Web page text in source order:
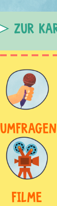
ZUR
UMFRAGEN
FILME